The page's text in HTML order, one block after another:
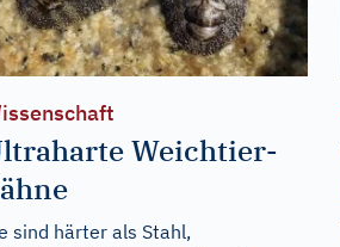
Weichtier-
sind härter als Stahl,